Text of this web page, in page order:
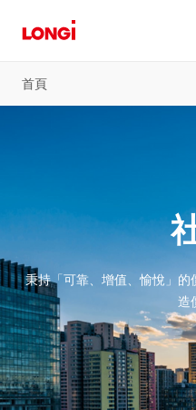
首頁
秉持「可靠、增值、愉悅」
造